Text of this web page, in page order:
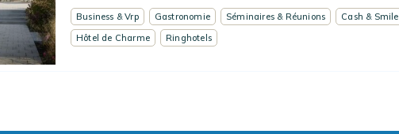
Business & Vrp Gastronomie Séminaires & Réunions
Cash & Smile
Hôtel de Charme
Ringhotels